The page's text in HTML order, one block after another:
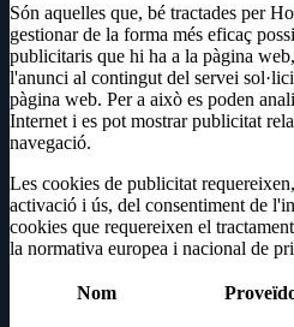
Són aquelles que, bé tractades per
gestionar de la forma més eficaç
publicitaris que hi ha a la pàgina
l'anunci al contingut del servei
pàgina web. Per a això es poden
Internet i es pot mostrar publicitat
navegació.
Les cookies de publicitat
activació i ús, del consentiment de
cookies que requereixen el
la normativa europea i nacional de
Nom